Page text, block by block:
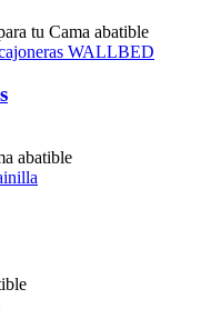
tu Cama abatible
abatible